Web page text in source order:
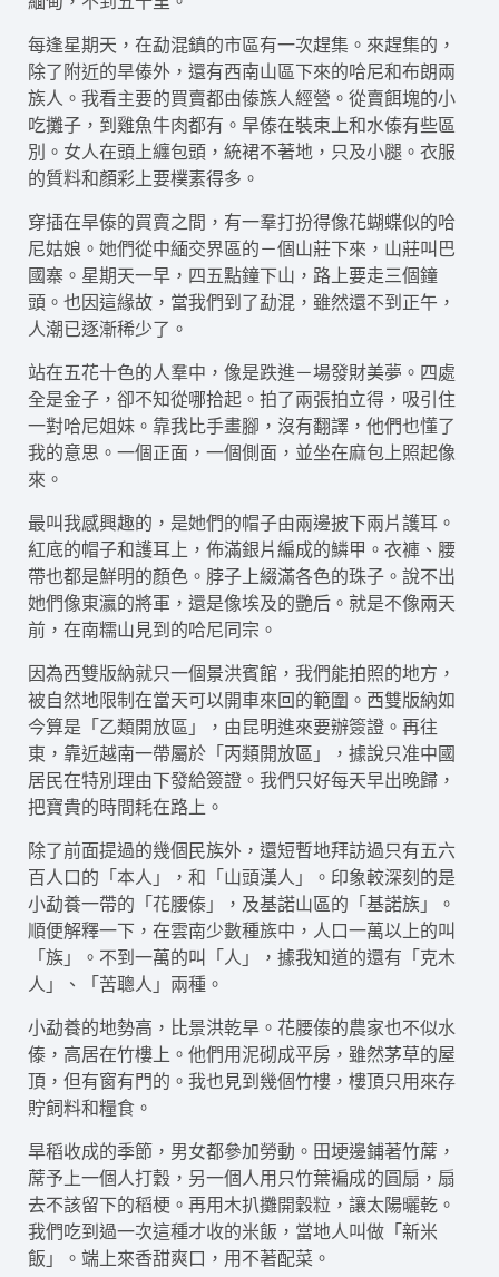
每逢星期天，在勐混鎮的市區有一次趕集。來趕集的，
除了附近的旱傣外，還有西南山區下來的哈尼和布朗兩
族人。我看主要的買賣都由傣族人經營。從賣餌塊的小
吃攤子，到雞魚牛肉都有。旱傣在裝束上和水傣有些區
別。女人在頭上纏包頭，統裙不著地，只及小腿。衣服
的質料和顏彩上要樸素得多。
穿插在旱傣的買賣之間，有一羣打扮得像花蝴蝶似的哈
尼姑娘。她們從中緬交界區的－個山莊下來，山莊叫巴
國寨。星期天一早，四五點鐘下山，路上要走三個鐘
頭。也因這緣故，當我們到了勐混，雖然還不到正午，
人潮已逐漸稀少了。
站在五花十色的人羣中，像是跌進－場發財美夢。四處
全是金子，卻不知從哪拾起。拍了兩張拍立得，吸引住
一對哈尼姐妹。靠我比手畫腳，沒有翻譯，他們也懂了
我的意思。一個正面，一個側面，並坐在麻包上照起像
來。
最叫我感興趣的，是她們的帽子由兩邊披下兩片護耳。
紅底的帽子和護耳上，佈滿銀片編成的鱗甲。衣褲、腰
帶也都是鮮明的顏色。脖子上綴滿各色的珠子。說不出
她們像東瀛的將軍，還是像埃及的艷后。就是不像兩天
前，在南糯山見到的哈尼同宗。
因為西雙版納就只一個景洪賓館，我們能拍照的地方，
被自然地限制在當天可以開車來回的範圍。西雙版納如
今算是「乙類開放區」，由昆明進來要辦簽證。再往
東，靠近越南一帶屬於「丙類開放區」，據說只准中國
居民在特別理由下發給簽證。我們只好每天早出晚歸，
把寶貴的時間耗在路上。
除了前面提過的幾個民族外，還短暫地拜訪過只有五六
百人口的「本人」，和「山頭漢人」。印象較深刻的是
小勐養一帶的「花腰傣」，及基諾山區的「基諾族」。
順便解釋一下，在雲南少數種族中，人口一萬以上的叫
「族」。不到一萬的叫「人」，據我知道的還有「克木
人」、「苦聰人」兩種。
小勐養的地勢高，比景洪乾旱。花腰傣的農家也不似水
傣，高居在竹樓上。他們用泥砌成平房，雖然茅草的屋
頂，但有窗有門的。我也見到幾個竹樓，樓頂只用來存
貯飼料和糧食。
旱稻收成的季節，男女都參加勞動。田埂邊鋪著竹蓆，
蓆予上一個人打穀，另一個人用只竹葉褊成的圓扇，扇
去不該留下的稻梗。再用木扒攤開穀粒，讓太陽曬乾。
我們吃到過一次這種才收的米飯，當地人叫做「新米
飯」。端上來香甜爽口，用不著配菜。